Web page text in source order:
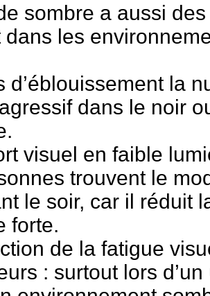
sombre a aussi
dans les
d’éblouissement la
dans le noir
visuel en faible
trouvent le
le soir, car il réduit
forte.
de la fatigue
: surtout lors